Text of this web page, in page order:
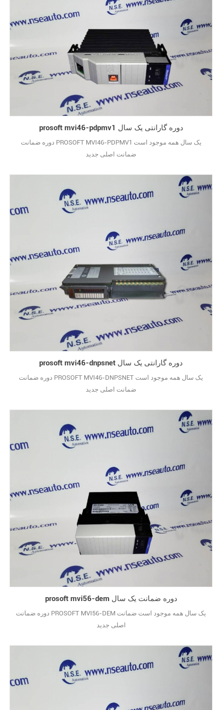
prosoft mvi46-pdpmv1 دوره گارانتی یک سال
دوره ضمانت PROSOFT MVI46-PDPMV1 یک سال همه موجود است
ضمانت اصلی جدید
prosoft mvi46-dnpsnet دوره گارانتی یک سال
دوره ضمانت PROSOFT MVI46-DNPSNET یک سال همه موجود است
ضمانت اصلی جدید
prosoft mvi56-dem دوره ضمانت یک سال
دوره ضمانت PROSOFT MVI56-DEM یک سال همه موجود است ضمانت
اصلی جدید